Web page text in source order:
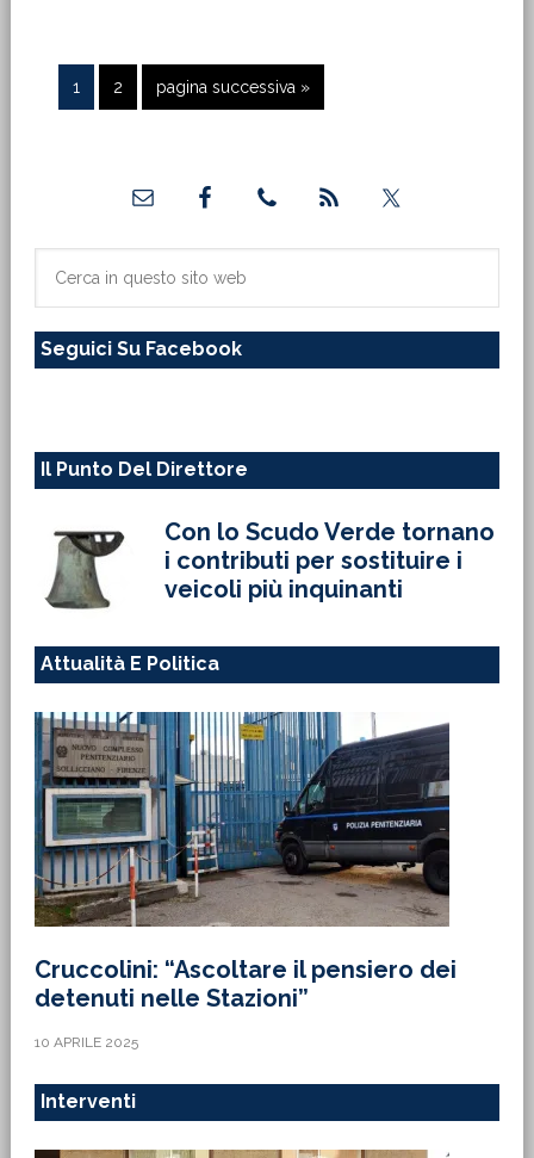
Pagina
1 Pagina
2
Vai
alla
pagina successiva »
primaria
sito
Seguici Su Facebook
Il Punto Del Direttore
Con lo Scudo Verde tornano
i contributi per sostituire i
veicoli più inquinanti
Attualità E Politica
Cruccolini: “Ascoltare il pensiero dei
detenuti nelle Stazioni”
10 APRILE 2025
Interventi